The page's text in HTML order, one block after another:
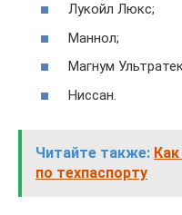
Лукойл Люкс;
Маннол;
Магнум
Ниссан.
Читайте также:
по техпаспорту